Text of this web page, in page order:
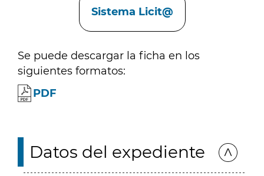
Sistema Licit@
Se puede descargar la ficha en los
siguientes formatos:
PDF
Datos del expediente